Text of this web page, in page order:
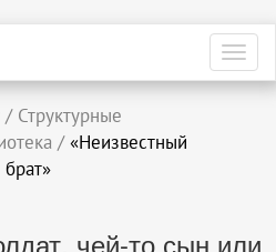
/ Структурные
/ «Неизвестный
чей-то сын или